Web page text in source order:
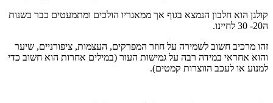
קולגן הוא חלבון הנמצא בגוף אך ממאגריו הולכים ומתמעטים כבר בשנות
ה20- 30 לחיינו.
זהו מרכיב חשוב לשמירה על חוזר המפרקים, העצמות, ציפורניים, שיער
והוא אחראי במידה רבה על גמישות העור (במילים אחרות הוא חשוב כדי
למנוע או לעכב הווצרות קמטים).